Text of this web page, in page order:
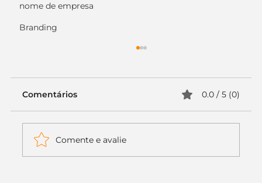
nome de empresa
Branding
Comentários 0.0 / 5 (0)
Comente e avalie